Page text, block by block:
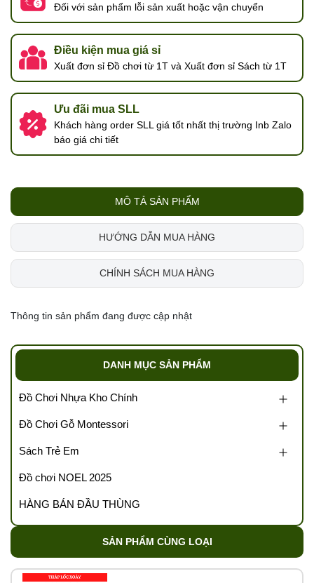
Đối với sản phẩm lỗi sản xuất hoặc vận chuyển
Điều kiện mua giá sỉ
Xuất đơn sỉ Đồ chơi từ 1T và Xuất đơn sỉ Sách từ 1T
Ưu đãi mua SLL
Khách hàng order SLL giá tốt nhất thị trường Inb Zalo
báo giá chi tiết
MÔ TẢ SẢN PHẨM
HƯỚNG DẪN MUA HÀNG
CHÍNH SÁCH MUA HÀNG
Thông tin sản phẩm đang được cập nhật
DANH MỤC SẢN PHẨM
Đồ Chơi Nhựa Kho Chính
Đồ Chơi Gỗ Montessori
Sách Trẻ Em
Đồ chơi NOEL 2025
HÀNG BÁN ĐẦU THÙNG
SẢN PHẨM CÙNG LOẠI